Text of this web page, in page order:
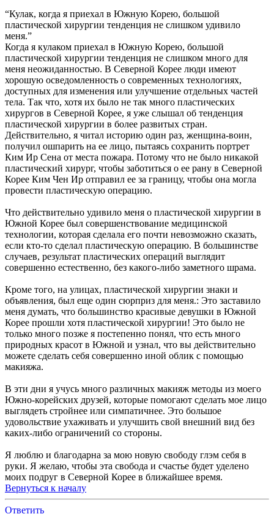
“Кулак, когда я приехал в Южную Корею, большой
пластической хирургии тенденция не слишком удивило
меня.”
Когда я кулаком приехал в Южную Корею, большой
пластической хирургии тенденция не слишком много для
меня неожиданностью. В Северной Корее люди имеют
хорошую осведомленность о современных технологиях,
доступных для изменения или улучшение отдельных частей
тела. Так что, хотя их было не так много пластических
хирургов в Северной Корее, я уже слышал об тенденция
пластической хирургии в более развитых стран.
Действительно, я читал историю один раз, женщина-воин,
получил ошпарить на ее лицо, пытаясь сохранить портрет
Ким Ир Сена от места пожара. Потому что не было никакой
пластический хирург, чтобы заботиться о ее рану в Северной
Корее Ким Чен Ир отправил ее за границу, чтобы она могла
провести пластическую операцию.
Что действительно удивило меня о пластической хирургии в
Южной Корее был совершенствование медицинской
технологии, которая сделала его почти невозможно сказать,
если кто-то сделал пластическую операцию. В большинстве
случаев, результат пластических операций выглядит
совершенно естественно, без какого-либо заметного шрама.
Кроме того, на улицах, пластической хирургии знаки и
объявления, был еще один сюрприз для меня.: Это заставило
меня думать, что большинство красивые девушки в Южной
Корее прошли хотя пластической хирургии! Это было не
только много позже я постепенно понял, что есть много
природных красот в Южной и узнал, что вы действительно
можете сделать себя совершенно иной облик с помощью
макияжа.
В эти дни я учусь много различных макияж методы из моего
Южно-корейских друзей, которые помогают сделать мое лицо
выглядеть стройнее или симпатичнее. Это большое
удовольствие ухаживать и улучшить свой внешний вид без
каких-либо ограничений со стороны.
Я люблю и благодарна за мою новую свободу глэм себя в
руки. Я желаю, чтобы эта свобода и счастье будет уделено
моих подруг в Северной Корее в ближайшее время.
Вернуться к началу
Ответить